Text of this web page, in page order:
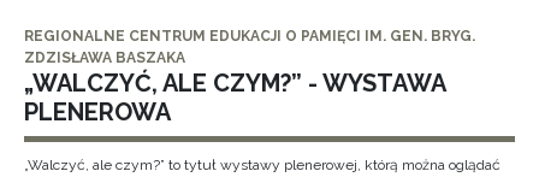
REGIONALNE CENTRUM EDUKACJI O PAMIĘCI IM. GEN. BRYG.
ZDZISŁAWA BASZAKA
„WALCZYĆ, ALE CZYM?” - WYSTAWA
PLENEROWA
„Walczyć, ale czym?” to tytuł wystawy plenerowej, którą można oglądać